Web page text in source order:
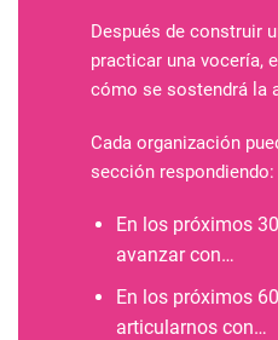
Después de construir
practicar una vocería,
cómo se sostendrá la
Cada organización
sección respondiendo:
En los próximos
avanzar con…
En los próximos
articularnos con…